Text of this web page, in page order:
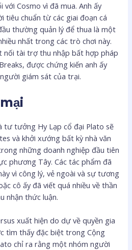
Cosmo vì đã mua. Anh ấy
tiêu chuẩn từ các giai đoạn cá
thường quản lý để thua là một
nhất trong các trò chơi này.
nối tài trợ thu nhập bất hợp pháp
được chứng kiến ​​​​anh ấy
giám sát của trại.
tư tưởng Hy Lạp cổ đại Plato sẽ
và khởi xướng bất kỳ nhà văn
những doanh nghiệp đầu tiên
phương Tây. Các tác phẩm đã
vì công lý, vẻ ngoài và sự tương
cô ấy đã viết quá nhiều về thần
nhận thức luận.
xuất hiện do dự về quyền gia
tìm thấy đặc biệt trong Cộng
chỉ ra rằng một nhóm người